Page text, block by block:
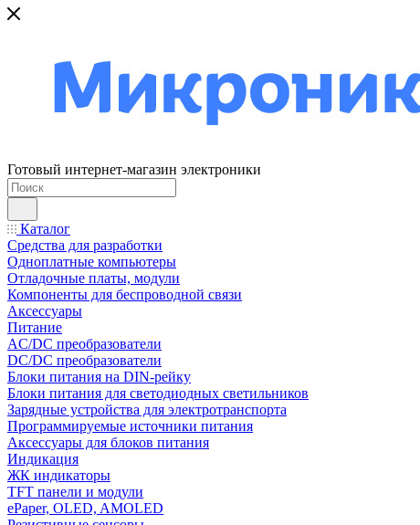
Готовый интернет-магазин электроники
Каталог
Средства для разработки
Одноплатные компьютеры
Отладочные платы, модули
Компоненты для беспроводной связи
Аксессуары
Питание
AC/DC преобразователи
DC/DC преобразователи
Блоки питания на DIN-рейку
Блоки питания для светодиодных светильников
Зарядные устройства для электротранспорта
Программируемые источники питания
Аксессуары для блоков питания
Индикация
ЖК индикаторы
TFT панели и модули
ePaper, OLED, AMOLED